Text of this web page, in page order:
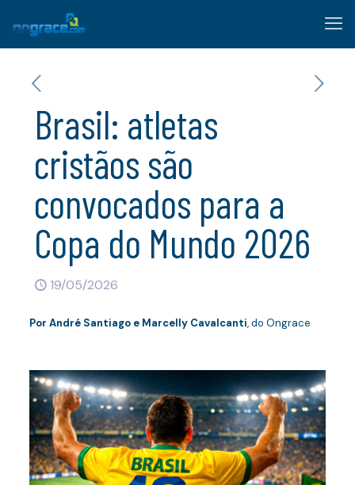
Brasil: atletas
cristãos são
convocados para a
Copa do Mundo 2026
19/05/2026
Por André Santiago e Marcelly Cavalcanti, do Ongrace